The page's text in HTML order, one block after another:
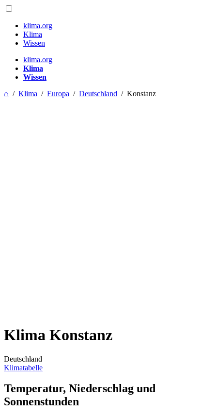
klima.org
Klima
Wissen
klima.org
Klima
Wissen
⌂ / Klima / Europa / Deutschland / Konstanz
Klima Konstanz
Deutschland
Klimatabelle
Temperatur, Niederschlag und
Sonnenstunden